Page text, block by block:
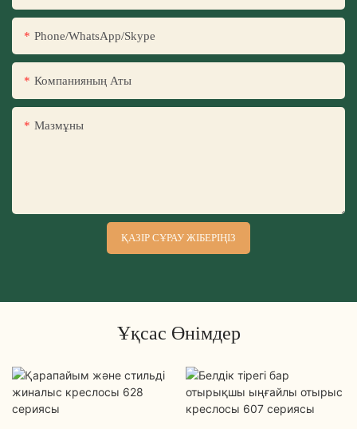
Phone/WhatsApp/Skype
Компанияның Аты
Мазмұны
ҚАЗІР СҰРАУ ЖІБЕРІҢІЗ
Ұқсас Өнімдер